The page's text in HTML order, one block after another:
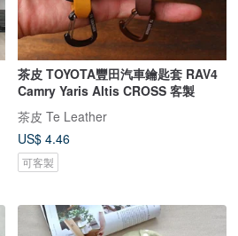
茶皮 TOYOTA豐田汽車鑰匙套 RAV4
Camry Yaris Altis CROSS 客製
茶皮 Te Leather
US$ 4.46
可客製